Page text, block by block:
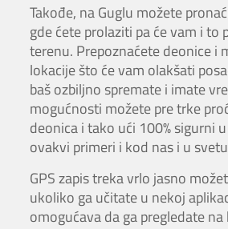
Takođe, na Guglu možete
gde ćete prolaziti pa će vam i to
terenu. Prepoznaćete deonice i
lokacije što će vam olakšati
baš ozbiljno spremate i imate
mogućnosti možete pre trke
deonica i tako ući 100% sigurni
ovakvi primeri i kod nas i u
GPS zapis treka vrlo jasno
ukoliko ga učitate u nekoj
omogućava da ga pregledate na